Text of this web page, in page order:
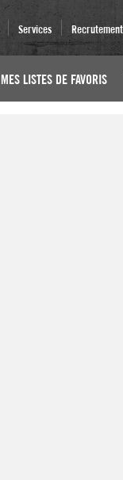
Services Recrutement
MES LISTES DE FAVORIS